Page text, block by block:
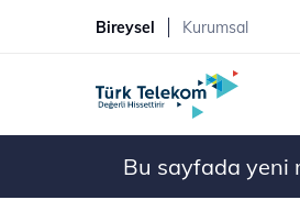
Bireysel Kurumsal
Bu sayfada yeni